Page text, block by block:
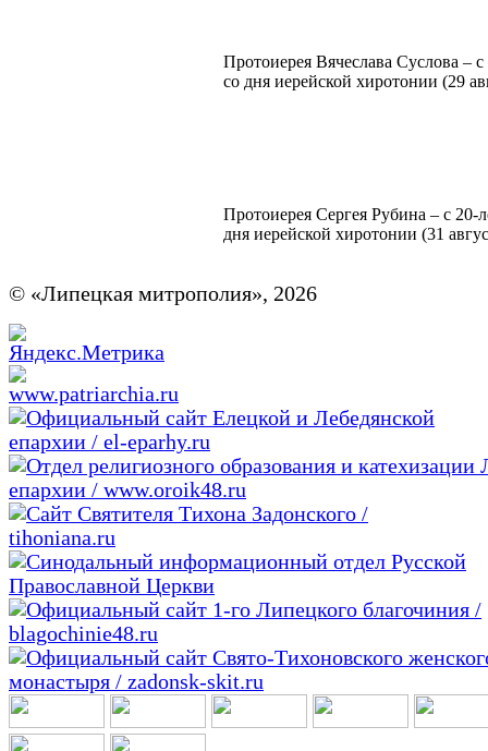
Протоиерея Вячеслава Суслова –
со дня иерейской хиротонии (29
Протоиерея Сергея Рубина – с 20-
дня иерейской хиротонии (31
© «Липецкая митрополия», 2026